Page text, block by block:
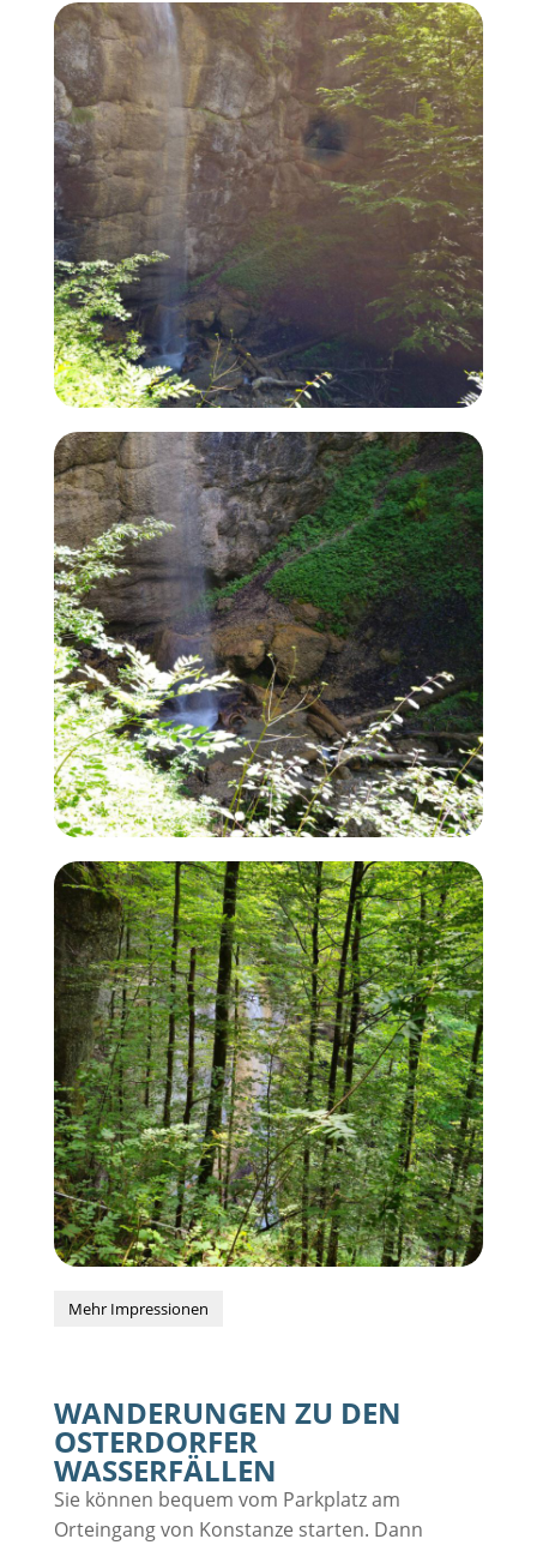
Mehr Impressionen
WANDERUNGEN ZU DEN
OSTERDORFER
WASSERFÄLLEN
Sie können bequem vom Parkplatz am
Orteingang von Konstanze starten. Dann